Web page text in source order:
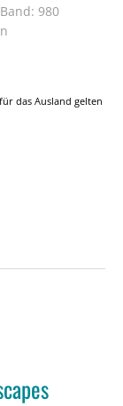
Band: 980
das Ausland gelten